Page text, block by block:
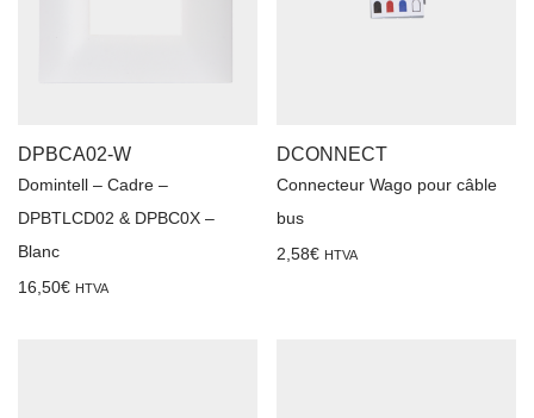
DPBCA02-W
Domintell – Cadre –
DPBTLCD02 & DPBC0X –
Blanc
16,50€ HTVA
DCONNECT
Connecteur Wago pour câble
bus
2,58€ HTVA